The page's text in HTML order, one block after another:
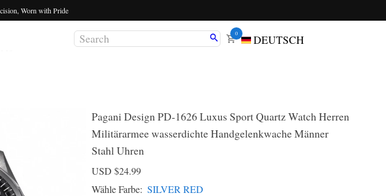
Worn with Pride
0 DEUTSCH
Pagani Design PD-1626 Luxus Sport Quartz Watch Herren
Militärarmee wasserdichte Handgelenkwache Männer
Stahl Uhren
USD $24.99
Wähle Farbe: SILVER RED